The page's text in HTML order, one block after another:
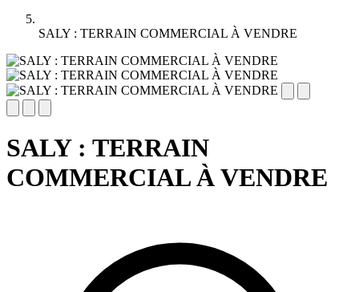
SALY : TERRAIN COMMERCIAL À VENDRE
SALY : TERRAIN
COMMERCIAL À VENDRE